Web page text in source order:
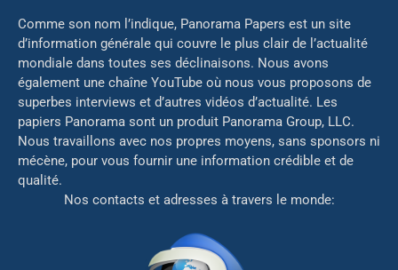
Comme son nom l’indique, Panorama Papers est un site
d’information générale qui couvre le plus clair de l’actualité
mondiale dans toutes ses déclinaisons. Nous avons
également une chaîne YouTube où nous vous proposons de
superbes interviews et d’autres vidéos d’actualité. Les
papiers Panorama sont un produit Panorama Group, LLC.
Nous travaillons avec nos propres moyens, sans sponsors ni
mécène, pour vous fournir une information crédible et de
qualité.
Nos contacts et adresses à travers le monde: